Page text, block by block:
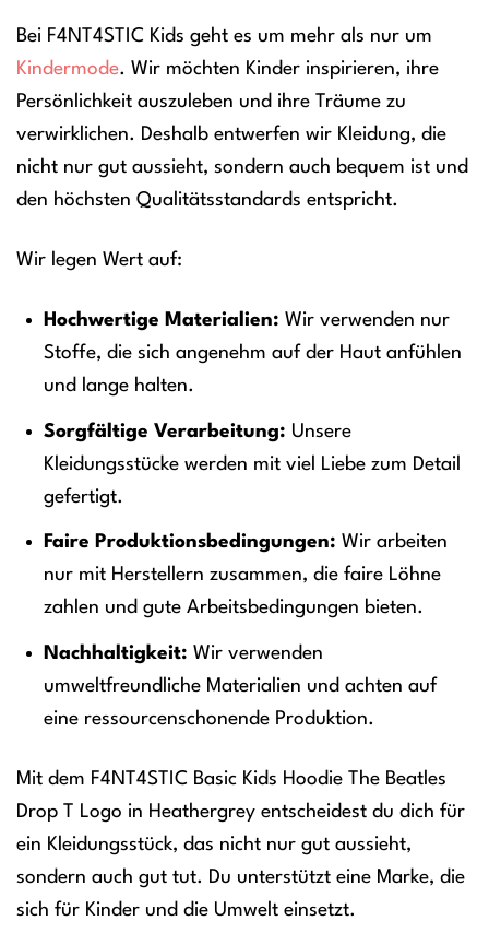
Bei F4NT4STIC Kids geht es um mehr als nur um
Kindermode. Wir möchten Kinder inspirieren, ihre
Persönlichkeit auszuleben und ihre Träume zu
verwirklichen. Deshalb entwerfen wir Kleidung, die
nicht nur gut aussieht, sondern auch bequem ist und
den höchsten Qualitätsstandards entspricht.
Wir legen Wert auf:
Hochwertige Materialien: Wir verwenden nur
Stoffe, die sich angenehm auf der Haut anfühlen
und lange halten.
Sorgfältige Verarbeitung: Unsere
Kleidungsstücke werden mit viel Liebe zum Detail
gefertigt.
Faire Produktionsbedingungen: Wir arbeiten
nur mit Herstellern zusammen, die faire Löhne
zahlen und gute Arbeitsbedingungen bieten.
Nachhaltigkeit: Wir verwenden
umweltfreundliche Materialien und achten auf
eine ressourcenschonende Produktion.
Mit dem F4NT4STIC Basic Kids Hoodie The Beatles
Drop T Logo in Heathergrey entscheidest du dich für
ein Kleidungsstück, das nicht nur gut aussieht,
sondern auch gut tut. Du unterstützt eine Marke, die
sich für Kinder und die Umwelt einsetzt.